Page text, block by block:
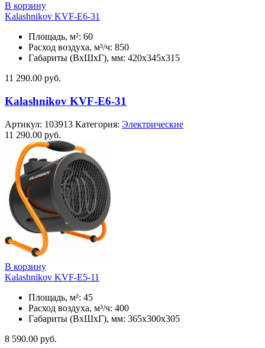
В корзину
Kalashnikov KVF-E6-31
Площадь, м²: 60
Расход воздуха, м³/ч: 850
Габариты (ВхШхГ), мм: 420x345x315
11 290.00 руб.
Kalashnikov KVF-E6-31
Артикул: 103913 Категория: Электрические
11 290.00 руб.
В корзину
Kalashnikov KVF-E5-11
Площадь, м²: 45
Расход воздуха, м³/ч: 400
Габариты (ВхШхГ), мм: 365x300x305
8 590.00 руб.